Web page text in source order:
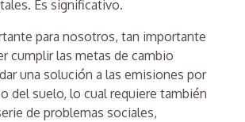
Es significativo.
para nosotros, tan importante
cumplir las metas de cambio
una solución a las emisiones por
del suelo, lo cual requiere también
de problemas sociales,